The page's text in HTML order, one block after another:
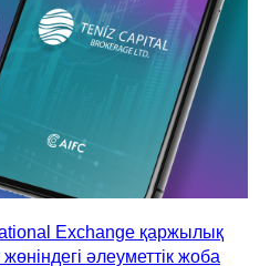
Exchange қаржылық
әлеуметтік жоба